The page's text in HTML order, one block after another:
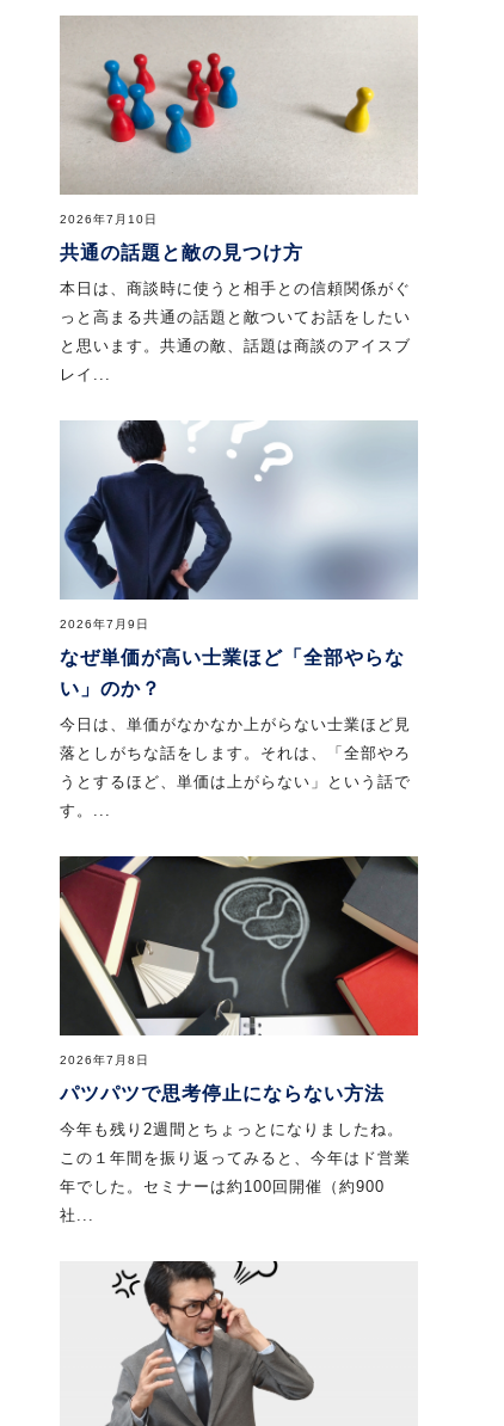
2026年7月10日
共通の話題と敵の見つけ方
本日は、商談時に使うと相手との信頼関係がぐ
っと高まる共通の話題と敵ついてお話をしたい
と思います。共通の敵、話題は商談のアイスブ
レイ...
2026年7月9日
なぜ単価が高い士業ほど「全部やらな
い」のか？
今日は、単価がなかなか上がらない士業ほど見
落としがちな話をします。それは、「全部やろ
うとするほど、単価は上がらない」という話で
す。...
2026年7月8日
パツパツで思考停止にならない方法
今年も残り2週間とちょっとになりましたね。
この１年間を振り返ってみると、今年はド営業
年でした。セミナーは約100回開催（約900
社...